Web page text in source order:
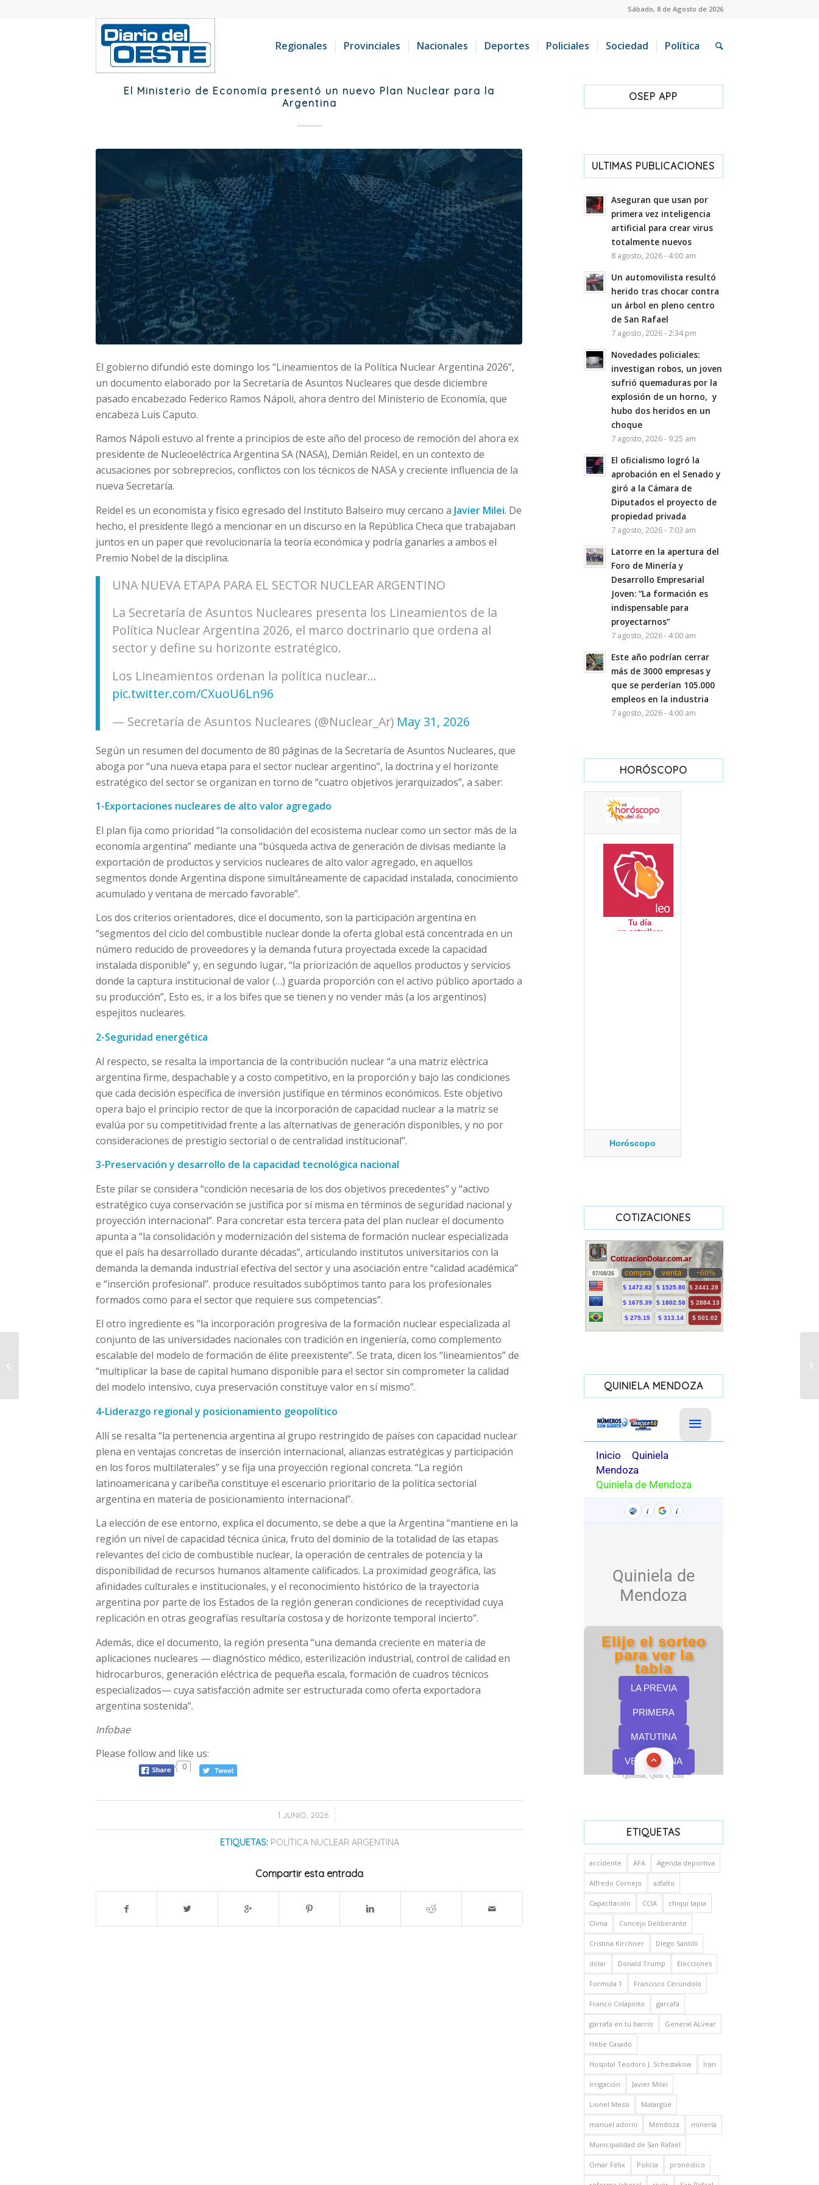
Sábado, 8 de Agosto de 2026
Regionales Provinciales Nacionales Deportes Policiales Sociedad Política
El Ministerio de Economía presentó un nuevo Plan Nuclear para la
Argentina
El gobierno difundió este domingo los “Lineamientos de la Política Nuclear Argentina 2026”,
un documento elaborado por la Secretaría de Asuntos Nucleares que desde diciembre
pasado encabezado Federico Ramos Nápoli, ahora dentro del Ministerio de Economía, que
encabeza Luis Caputo.
Ramos Nápoli estuvo al frente a principios de este año del proceso de remoción del ahora ex
presidente de Nucleoeléctrica Argentina SA (NASA), Demián Reidel, en un contexto de
acusaciones por sobreprecios, conflictos con los técnicos de NASA y creciente influencia de la
nueva Secretaría.
Reidel es un economista y físico egresado del Instituto Balseiro muy cercano a Javier Milei. De
hecho, el presidente llegó a mencionar en un discurso en la República Checa que trabajaban
juntos en un paper que revolucionaría la teoría económica y podría ganarles a ambos el
Premio Nobel de la disciplina.
UNA NUEVA ETAPA PARA EL SECTOR NUCLEAR ARGENTINO
La Secretaría de Asuntos Nucleares presenta los Lineamientos de la
Política Nuclear Argentina 2026, el marco doctrinario que ordena al
sector y define su horizonte estratégico.
Los Lineamientos ordenan la política nuclear…
pic.twitter.com/CXuoU6Ln96
— Secretaría de Asuntos Nucleares (@Nuclear_Ar) May 31, 2026
Según un resumen del documento de 80 páginas de la Secretaría de Asuntos Nucleares, que
aboga por “una nueva etapa para el sector nuclear argentino”, la doctrina y el horizonte
estratégico del sector se organizan en torno de “cuatro objetivos jerarquizados”, a saber:
1-Exportaciones nucleares de alto valor agregado
El plan fija como prioridad “la consolidación del ecosistema nuclear como un sector más de la
economía argentina” mediante una “búsqueda activa de generación de divisas mediante la
exportación de productos y servicios nucleares de alto valor agregado, en aquellos
segmentos donde Argentina dispone simultáneamente de capacidad instalada, conocimiento
acumulado y ventana de mercado favorable”.
Los dos criterios orientadores, dice el documento, son la participación argentina en
“segmentos del ciclo del combustible nuclear donde la oferta global está concentrada en un
número reducido de proveedores y la demanda futura proyectada excede la capacidad
instalada disponible” y, en segundo lugar, “la priorización de aquellos productos y servicios
donde la captura institucional de valor (…) guarda proporción con el activo público aportado a
su producción”, Esto es, ir a los bifes que se tienen y no vender más (a los argentinos)
espejitos nucleares.
2-Seguridad energética
Al respecto, se resalta la importancia de la contribución nuclear “a una matriz eléctrica
argentina firme, despachable y a costo competitivo, en la proporción y bajo las condiciones
que cada decisión específica de inversión justifique en términos económicos. Este objetivo
opera bajo el principio rector de que la incorporación de capacidad nuclear a la matriz se
evalúa por su competitividad frente a las alternativas de generación disponibles, y no por
consideraciones de prestigio sectorial o de centralidad institucional”.
3-Preservación y desarrollo de la capacidad tecnológica nacional
Este pilar se considera “condición necesaria de los dos objetivos precedentes” y “activo
estratégico cuya conservación se justifica por sí misma en términos de seguridad nacional y
proyección internacional”. Para concretar esta tercera pata del plan nuclear el documento
apunta a “la consolidación y modernización del sistema de formación nuclear especializada
que el país ha desarrollado durante décadas”, articulando institutos universitarios con la
demanda la demanda industrial efectiva del sector y una asociación entre “calidad académica”
e “inserción profesional”. produce resultados subóptimos tanto para los profesionales
formados como para el sector que requiere sus competencias”.
El otro ingrediente es “la incorporación progresiva de la formación nuclear especializada al
conjunto de las universidades nacionales con tradición en ingeniería, como complemento
escalable del modelo de formación de élite preexistente”. Se trata, dicen los “lineamientos” de
“multiplicar la base de capital humano disponible para el sector sin comprometer la calidad
del modelo intensivo, cuya preservación constituye valor en sí mismo”.
4-Liderazgo regional y posicionamiento geopolítico
Allí se resalta “la pertenencia argentina al grupo restringido de países con capacidad nuclear
plena en ventajas concretas de inserción internacional, alianzas estratégicas y participación
en los foros multilaterales” y se fija una proyección regional concreta. “La región
latinoamericana y caribeña constituye el escenario prioritario de la política sectorial
argentina en materia de posicionamiento internacional”.
La elección de ese entorno, explica el documento, se debe a que la Argentina “mantiene en la
región un nivel de capacidad técnica única, fruto del dominio de la totalidad de las etapas
relevantes del ciclo de combustible nuclear, la operación de centrales de potencia y la
disponibilidad de recursos humanos altamente calificados. La proximidad geográfica, las
afinidades culturales e institucionales, y el reconocimiento histórico de la trayectoria
argentina por parte de los Estados de la región generan condiciones de receptividad cuya
replicación en otras geografías resultaría costosa y de horizonte temporal incierto”.
Además, dice el documento, la región presenta “una demanda creciente en materia de
aplicaciones nucleares — diagnóstico médico, esterilización industrial, control de calidad en
hidrocarburos, generación eléctrica de pequeña escala, formación de cuadros técnicos
especializados— cuya satisfacción admite ser estructurada como oferta exportadora
argentina sostenida”.
Infobae
Please follow and like us:
0
1 JUNIO, 2026
/
ETIQUETAS: POLÍTICA NUCLEAR ARGENTINA
Compartir esta entrada
OSEP APP
ULTIMAS PUBLICACIONES
Aseguran que usan por
primera vez inteligencia
artificial para crear virus
totalmente nuevos
8 agosto, 2026 - 4:00 am
Un automovilista resultó
herido tras chocar contra
un árbol en pleno centro
de San Rafael
7 agosto, 2026 - 2:34 pm
Novedades policiales:
investigan robos, un joven
sufrió quemaduras por la
explosión de un horno, y
hubo dos heridos en un
choque
7 agosto, 2026 - 9:25 am
El oficialismo logró la
aprobación en el Senado y
giró a la Cámara de
Diputados el proyecto de
propiedad privada
7 agosto, 2026 - 7:03 am
Latorre en la apertura del
Foro de Minería y
Desarrollo Empresarial
Joven: “La formación es
indispensable para
proyectarnos”
7 agosto, 2026 - 4:00 am
Este año podrían cerrar
más de 3000 empresas y
que se perderían 105.000
empleos en la industria
7 agosto, 2026 - 4:00 am
HORÓSCOPO
Horóscopo
COTIZACIONES
QUINIELA MENDOZA
Quinielas, Quini 6, Loto
ETIQUETAS
accidente AFA Agenda deportiva
Alfredo Cornejo asfalto
Capacitación CCIA chiqui tapia
Clima Concejo Deliberante
Cristina Kirchner Diego Santilli
dolar Donald Trump Elecciones
Formula 1 Francisco Cerúndolo
Franco Colapinto garrafa
garrafa en tu barrio General ALvear
Hebe Casado
Hospital Teodoro J. Schestakow Iran
Irrigación Javier Milei
Lionel Messi Malargüe
manuel adorni Mendoza minería
Municipalidad de San Rafael
Omar Félix Policía pronóstico
los requisitos para los
hinchas que viajen al